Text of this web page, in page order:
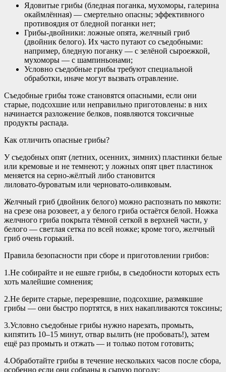
Ядовитые грибы (бледная поганка, мухоморы, галерина
окаймлённая) — смертельно опасны; эффективного
противоядия от бледной поганки нет;
Грибы‑двойники: ложные опята, желчный гриб
(двойник белого). Их часто путают со съедобными:
например, бледную поганку — с зелёной сыроежкой,
мухоморы — с шампиньонами;
Условно съедобные грибы требуют специальной
обработки, иначе могут вызвать отравление.
Съедобные грибы тоже становятся опасными, если они
старые, подсохшие или неправильно приготовлены: в них
начинается разложение белков, появляются токсичные
продукты распада.
Как отличить опасные грибы?
У съедобных опят (летних, осенних, зимних) пластинки белые
или кремовые и не темнеют; у ложных опят цвет пластинок
меняется на серно‑жёлтый либо становится
лиловато‑буроватым или черновато‑оливковым.
Желчный гриб (двойник белого) можно распознать по мякоти:
на срезе она розовеет, а у белого гриба остаётся белой. Ножка
желчного гриба покрыта тёмной сеткой в верхней части, у
белого — светлая сетка по всей ножке; кроме того, желчный
гриб очень горький.
Правила безопасности при сборе и приготовлении грибов:
1.Не собирайте и не ешьте грибы, в съедобности которых есть
хоть малейшие сомнения;
2.Не берите старые, перезревшие, подсохшие, размякшие
грибы — они быстро портятся, в них накапливаются токсины;
3.Условно съедобные грибы нужно нарезать, промыть,
кипятить 10–15 минут, отвар вылить (не пробовать!), затем
ещё раз промыть и отжать — и только потом готовить;
4.Обработайте грибы в течение нескольких часов после сбора,
особенно если они собраны в сырую погоду;